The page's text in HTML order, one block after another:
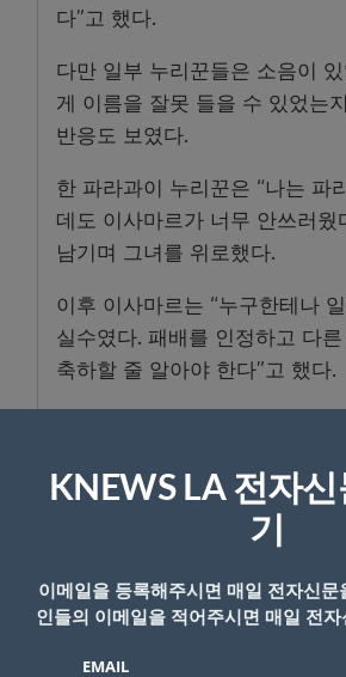
다”고 했다.
다만 일부 누리꾼들은 소음이
게 이름을 잘못 들을 수 있었는
반응도 보였다.
한 파라과이 누리꾼은 “나는 파
데도 이사마르가 너무 안쓰러웠
남기며 그녀를 위로했다.
이후 이사마르는 “누구한테나
실수였다. 패배를 인정하고 다
축하할 줄 알아야 한다”고 했다.
- Copyright © KNEWSLA.COM, 무단 전
KNEWS LA 전자
기
이메일을 등록해주시면 매일 전자신문
인들의 이메일을 적어주시면 매일 전
EMAIL